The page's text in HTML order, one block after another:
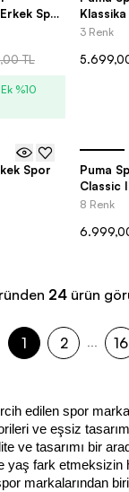
Spor
TL
%10
Kadın
3 Renk
Puma
Classic
8 Renk
24 ürün
1 2 ... 16
edilen spor
ve eşsiz
ve tasarımı bir
yaş fark etmeksizin
markalarından